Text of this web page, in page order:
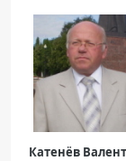
Спросить
ПОМОЩЬ
Катенёв